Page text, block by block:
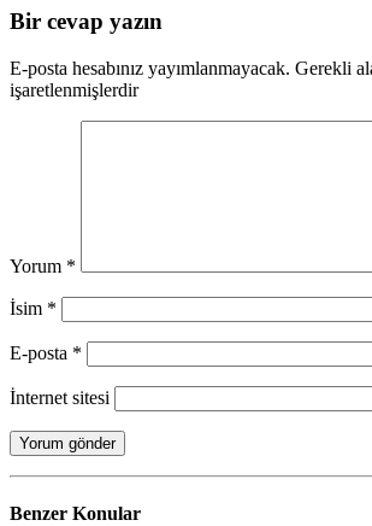
Bir cevap yazın
E-posta hesabınız yayımlanmayacak. Gerekli
işaretlenmişlerdir
Yorum *
İsim *
E-posta *
İnternet sitesi
Benzer Konular